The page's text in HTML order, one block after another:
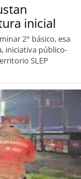
inicial
2° básico, esa
iniciativa público-
SLEP